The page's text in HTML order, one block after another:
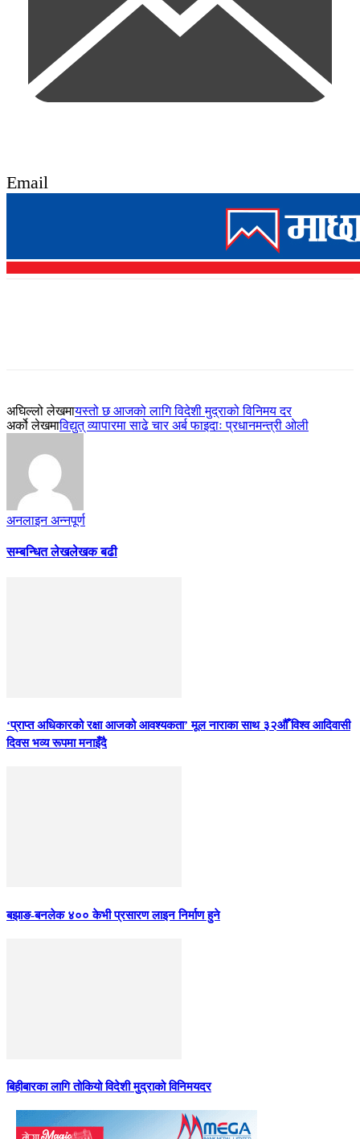
Email
अघिल्लो लेखमायस्तो छ आजको लागि विदेशी मुद्राको विनिमय दर
अर्को लेखमाविद्युत् व्यापारमा साढे चार अर्ब फाइदाः प्रधानमन्त्री ओली
अनलाइन अन्नपूर्ण
सम्बन्धित लेखलेखक बढी
‘प्राप्त अधिकारको रक्षा आजको आवश्यकता’ मूल नाराका साथ ३२औँ विश्व आदिवासी
दिवस भव्य रूपमा मनाइँदै
बझाङ-बनलेक ४०० केभी प्रसारण लाइन निर्माण हुने
बिहीबारका लागि तोकियो विदेशी मुद्राको विनिमयदर